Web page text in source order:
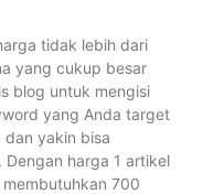
tidak lebih dari
yang cukup besar
blog untuk mengisi
yang Anda target
dan yakin bisa
harga 1 artikel
700